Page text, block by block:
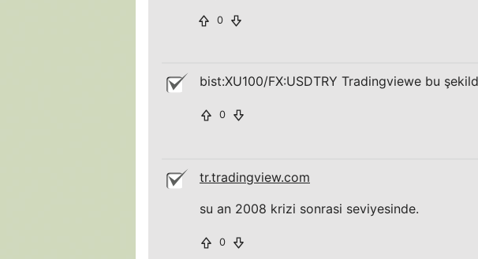
0
bist:XU100/FX:USDTRY Tradingviewe bu
0
tr.tradingview.com
su an 2008 krizi sonrasi seviyesinde.
0